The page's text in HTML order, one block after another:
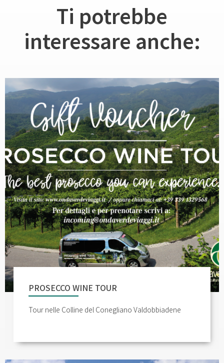
Ti potrebbe
interessare anche:
PROSECCO WINE TOUR
Tour nelle Colline del Conegliano Valdobbiadene